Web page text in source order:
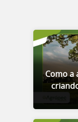
Como a